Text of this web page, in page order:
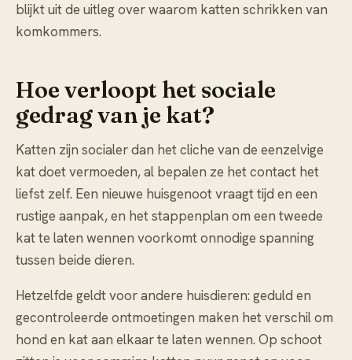
blijkt uit de uitleg overwaarom katten schrikken van
komkommers.
Hoe verloopt het sociale
gedrag van je kat?
Katten zijn socialer dan het cliche van de eenzelvige
kat doet vermoeden, al bepalen ze het contact het
liefst zelf. Een nieuwe huisgenoot vraagt tijd en een
rustige aanpak, en het stappenplan om een tweede
kat te laten wennen voorkomt onnodige spanning
tussen beide dieren.
Hetzelfde geldt voor andere huisdieren: geduld en
gecontroleerde ontmoetingen maken het verschil om
hond en kat aan elkaar te laten wennen. Op schoot